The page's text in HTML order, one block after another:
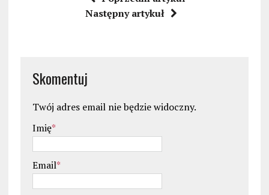
Następny artykuł
Skomentuj
Twój adres email nie będzie widoczny.
Imię*
Email*